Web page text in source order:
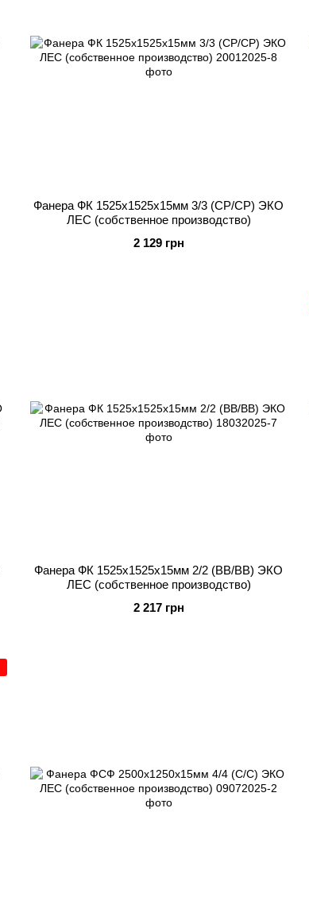
Фанера ФК 1525x1525x15мм 3/3 (CP/CP) ЭКО
ЛЕС (собственное производство)
2 129 грн
Фанера ФК 1525x1525x15мм 2/2 (BB/BB) ЭКО
ЛЕС (собственное производство)
2 217 грн